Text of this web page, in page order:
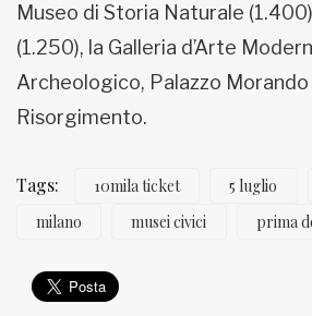
Museo di Storia Naturale
(1.250), la Galleria d’Arte
Archeologico, Palazzo Morando
Risorgimento.
Tags: 10mila ticket 5 luglio
milano
musei civici prima